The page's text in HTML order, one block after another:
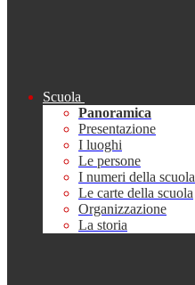
Scuola
Panoramica
Presentazione
I luoghi
Le persone
I numeri della scuola
Le carte della scuola
Organizzazione
La storia